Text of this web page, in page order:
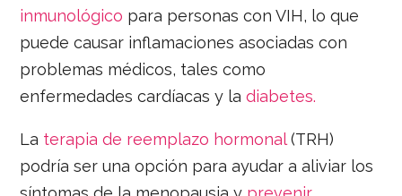
inmunológico para personas con VIH, lo que
puede causar inflamaciones asociadas con
problemas médicos, tales como
enfermedades cardíacas y ladiabetes.
La terapia de reemplazo hormonal(TRH)
podría ser una opción para ayudar a aliviar los